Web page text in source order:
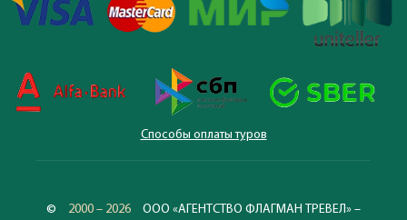
Способы оплаты туров
© 2000 – 2026
ООО «АГЕНТСТВО ФЛАГМАН ТРЕВЕЛ» –